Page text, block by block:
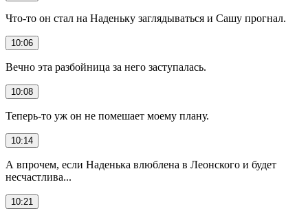
Что-то он стал на Наденьку заглядываться и Сашу прогнал.
10:06
Вечно эта разбойница за него заступалась.
10:08
Теперь-то уж он не помешает моему плану.
10:14
А впрочем, если Наденька влюблена в Леонского и будет
несчастлива...
10:21